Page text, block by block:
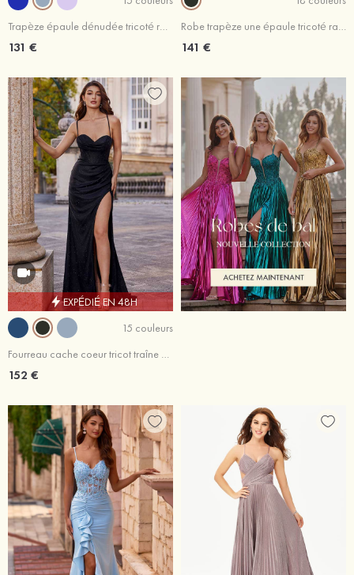
Trapèze épaule dénudée tricoté ras du sol robe de bal
131 €
Robe trapèze une épaule tricoté ras du sol robe de bal
141 €
EXPÉDIÉ EN 48H
15 couleurs
Fourreau cache coeur tricot traîne balayage robe de bal
152 €